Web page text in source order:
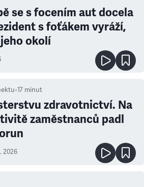
se s focením aut docela
s foťákem vyráží,
okolí
•17 minut
zdravotnictví. Na
zaměstnanců padl
2026